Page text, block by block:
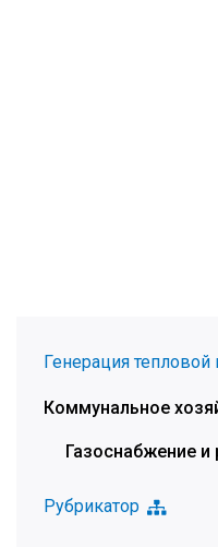
Генерация тепловой
Коммунальное
Газоснабжение и
Рубрикатор